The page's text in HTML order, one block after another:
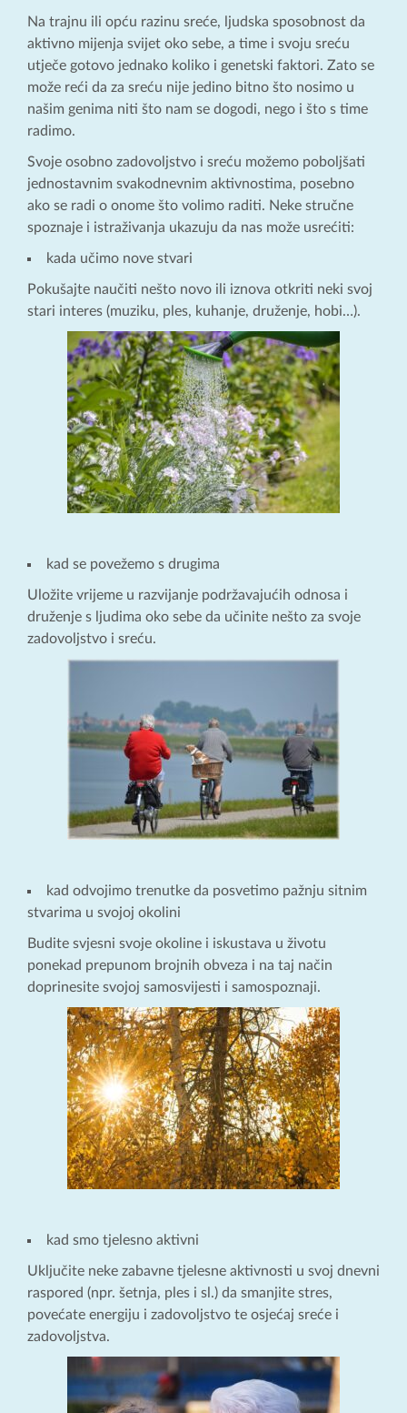
Na trajnu ili opću razinu sreće, ljudska sposobnost da
aktivno mijenja svijet oko sebe, a time i svoju sreću
utječe gotovo jednako koliko i genetski faktori. Zato se
može reći da za sreću nije jedino bitno što nosimo u
našim genima niti što nam se dogodi, nego i što s time
radimo.
Svoje osobno zadovoljstvo i sreću možemo poboljšati
jednostavnim svakodnevnim aktivnostima, posebno
ako se radi o onome što volimo raditi. Neke stručne
spoznaje i istraživanja ukazuju da nas može usrećiti:
kada učimo nove stvari
Pokušajte naučiti nešto novo ili iznova otkriti neki svoj
stari interes (muziku, ples, kuhanje, druženje, hobi…).
kad se povežemo s drugima
Uložite vrijeme u razvijanje podržavajućih odnosa i
druženje s ljudima oko sebe da učinite nešto za svoje
zadovoljstvo i sreću.
kad odvojimo trenutke da posvetimo pažnju sitnim
stvarima u svojoj okolini
Budite svjesni svoje okoline i iskustava u životu
ponekad prepunom brojnih obveza i na taj način
doprinesite svojoj samosvijesti i samospoznaji.
kad smo tjelesno aktivni
Uključite neke zabavne tjelesne aktivnosti u svoj dnevni
raspored (npr. šetnja, ples i sl.) da smanjite stres,
povećate energiju i zadovoljstvo te osjećaj sreće i
zadovoljstva.